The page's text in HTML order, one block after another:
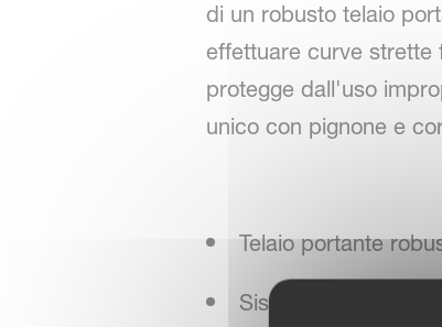
di un robusto telaio
effettuare curve strette
protegge dall'uso
unico con pignone e
Telaio portante
Sistema di